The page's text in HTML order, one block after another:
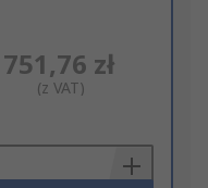
751,76 zł
(z VAT)